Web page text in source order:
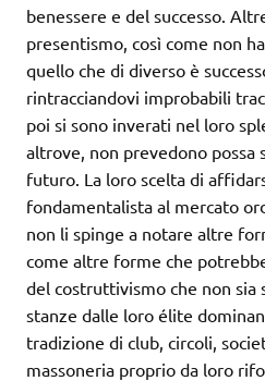
benessere e del successo.
presentismo, così come non
quello che di diverso è
rintracciandovi improbabili
poi si sono inverati nel loro
altrove, non prevedono possa
futuro. La loro scelta di
fondamentalista al mercato
non li spinge a notare altre
come altre forme che
del costruttivismo che non sia
stanze dalle loro élite
tradizione di club, circoli,
massoneria proprio da loro